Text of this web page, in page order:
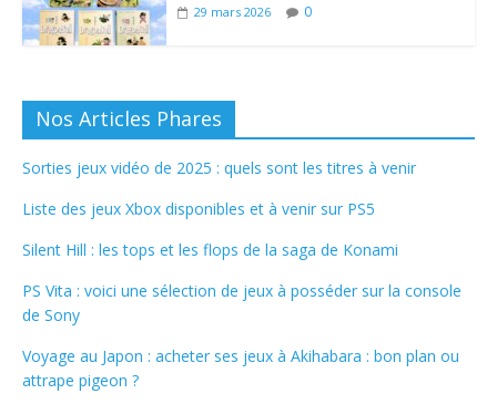
29 mars 2026 0
Nos Articles Phares
Sorties jeux vidéo de 2025 : quels sont les titres à venir
Liste des jeux Xbox disponibles et à venir sur PS5
Silent Hill : les tops et les flops de la saga de Konami
PS Vita : voici une sélection de jeux à posséder sur la console
de Sony
Voyage au Japon : acheter ses jeux à Akihabara : bon plan ou
attrape pigeon ?